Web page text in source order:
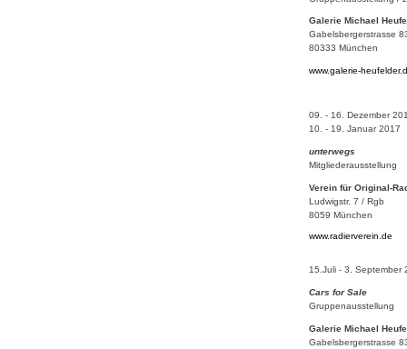
Galerie Michael
Gabelsbergerstrasse
80333 München
www.galerie-
09. - 16. Dezember
10. - 19. Januar 2017
unterwegs
Mitgliederausstellung
Verein für Original-
Ludwigstr. 7 / Rgb
8059 München
www.radierverein.de
15.Juli - 3. September
Cars for Sale
Gruppenausstellung
Galerie Michael
Gabelsbergerstrasse